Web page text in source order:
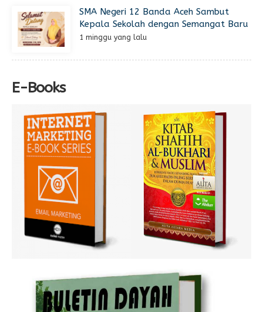
SMA Negeri 12 Banda Aceh Sambut
Kepala Sekolah dengan Semangat Baru
1 minggu yang lalu
E-Books